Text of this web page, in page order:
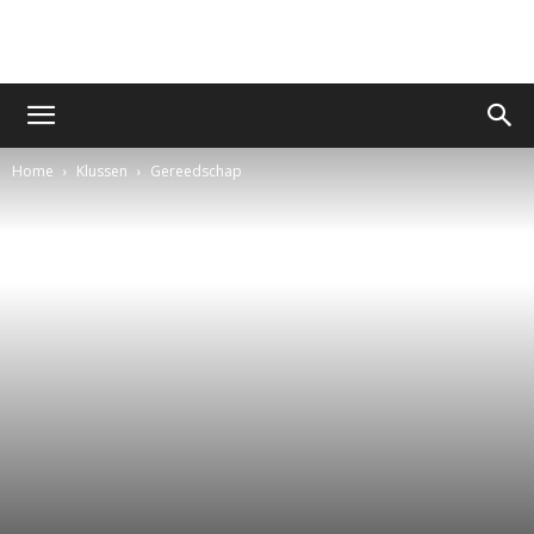
Home Klussen Gereedschap